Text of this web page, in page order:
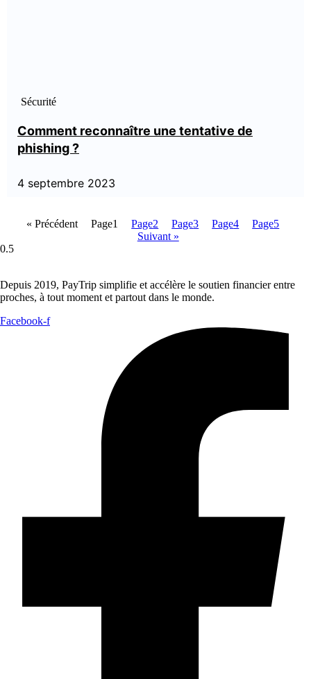
Sécurité
Comment reconnaître une tentative de
phishing ?
4 septembre 2023
« Précédent Page1 Page2 Page3 Page4 Page5
Suivant »
Depuis 2019, PayTrip simplifie et accélère le soutien financier entre
proches, à tout moment et partout dans le monde.
Facebook-f